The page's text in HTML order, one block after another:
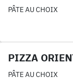
PÂTE AU CHOIX
PIZZA
PÂTE AU CHOIX